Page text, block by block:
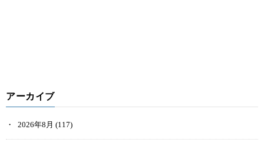
手順は以下の通りです。
Coincheckへログイン
アーカイブ
2026年8月 (117)